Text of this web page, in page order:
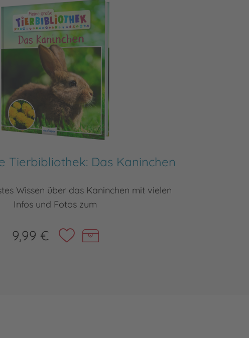
Tierbibliothek: Das Kaninchen
Wissen über das Kaninchen mit vielen
Infos und Fotos zum
9,99 €